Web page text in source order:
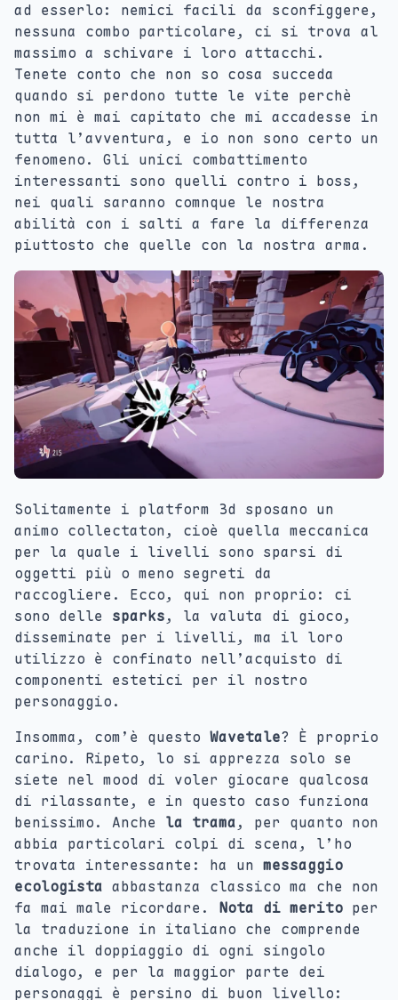
ad esserlo: nemici facili da sconfiggere,
nessuna combo particolare, ci si trova al
massimo a schivare i loro attacchi.
Tenete conto che non so cosa succeda
quando si perdono tutte le vite perchè
non mi è mai capitato che mi accadesse in
tutta l’avventura, e io non sono certo un
fenomeno. Gli unici combattimento
interessanti sono quelli contro i boss,
nei quali saranno comnque le nostra
abilità con i salti a fare la differenza
piuttosto che quelle con la nostra arma.
Solitamente i platform 3d sposano un
animo collectaton, cioè quella meccanica
per la quale i livelli sono sparsi di
oggetti più o meno segreti da
raccogliere. Ecco, qui non proprio: ci
sono delle sparks, la valuta di gioco,
disseminate per i livelli, ma il loro
utilizzo è confinato nell’acquisto di
componenti estetici per il nostro
personaggio.
Insomma, com’è questo Wavetale? È proprio
carino. Ripeto, lo si apprezza solo se
siete nel mood di voler giocare qualcosa
di rilassante, e in questo caso funziona
benissimo. Anche la trama, per quanto non
abbia particolari colpi di scena, l’ho
trovata interessante: ha un messaggio
ecologista abbastanza classico ma che non
fa mai male ricordare. Nota di merito per
la traduzione in italiano che comprende
anche il doppiaggio di ogni singolo
dialogo, e per la maggior parte dei
personaggi è persino di buon livello: